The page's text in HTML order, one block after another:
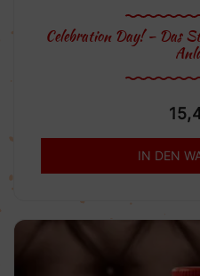
Celebration Day! – Das
IN DEN